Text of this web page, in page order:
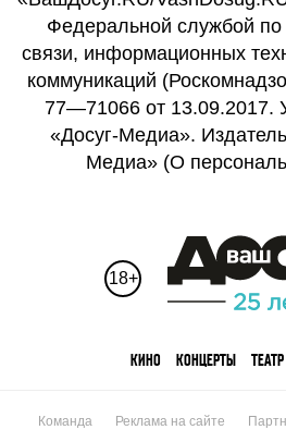
Федеральной службой
связи, информационных
коммуникаций
77—71066 от 13.09.2017.
«Досуг-Медиа».
Медиа» (О
18+
КИНО КОНЦЕРТЫ ТЕАТР
Команда Реклама на сайте